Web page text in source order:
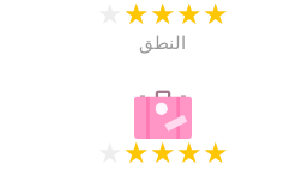
★
★
★
★
النطق
★
★
★
★